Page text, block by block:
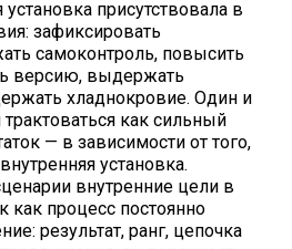
установка присутствовала в
зафиксировать
самоконтроль, повысить
версию, выдержать
хладнокровие. Один и
как сильный
— в зависимости от того,
установка.
внутренние цели в
как процесс постоянно
результат, ранг, цепочка